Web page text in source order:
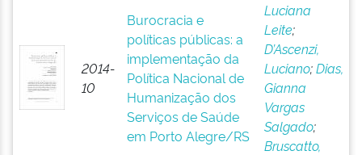
2014-
10
Burocracia e
políticas públicas: a
implementação da
Política Nacional de
Humanização dos
Serviços de Saúde
em Porto Alegre/RS
Luciana
Leite;
D’Ascenzi,
Luciano;Dias,
Gianna
Vargas
Salgado;
Bruscatto,